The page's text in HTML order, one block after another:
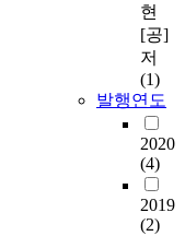
현
[공]
저
(1)
발행연도
2020
(4)
2019
(2)